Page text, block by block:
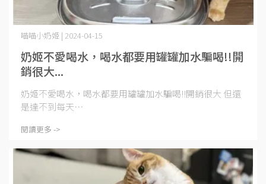
奶姬不愛喝水，喝水都要用罐罐加水騙喝!!開
銷很大...
喵喵小奶姬 | 2024-04-15
奶姬不愛喝水，喝水都要用罐罐加水騙喝!!開銷很大 但還
是達不到每天⋯
閱讀更多 ->